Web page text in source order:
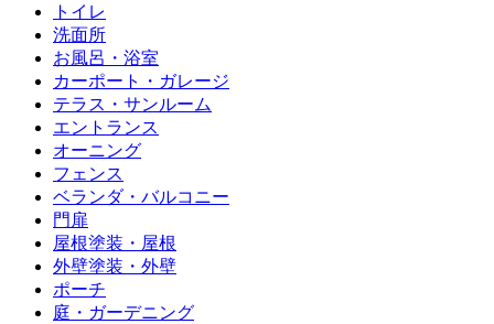
トイレ
洗面所
お風呂・浴室
カーポート・ガレージ
テラス・サンルーム
エントランス
オーニング
フェンス
ベランダ・バルコニー
門扉
屋根塗装・屋根
外壁塗装・外壁
ポーチ
庭・ガーデニング